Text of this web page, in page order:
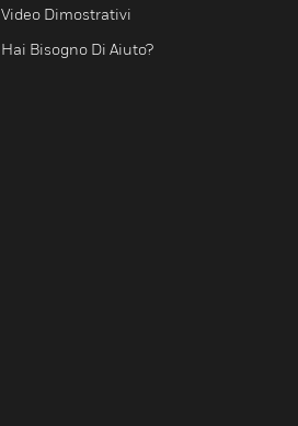
Video Dimostrativi
Hai Bisogno Di Aiuto?